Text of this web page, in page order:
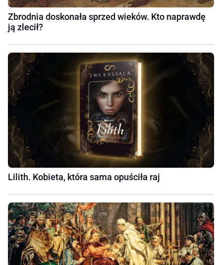
Zbrodnia doskonała sprzed wieków. Kto naprawdę
ją zlecił?
Lilith. Kobieta, która sama opuściła raj